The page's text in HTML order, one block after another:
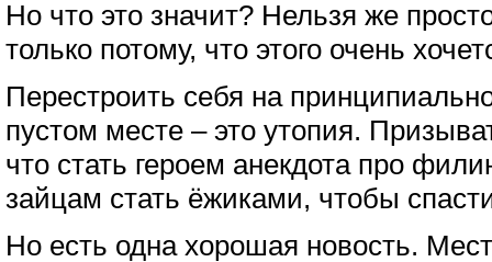
Но что это значит? Нельзя же
только потому, что этого очень
Перестроить себя на
пустом месте – это утопия.
что стать героем анекдота про
зайцам стать ёжиками, чтобы
Но есть одна хорошая новость.